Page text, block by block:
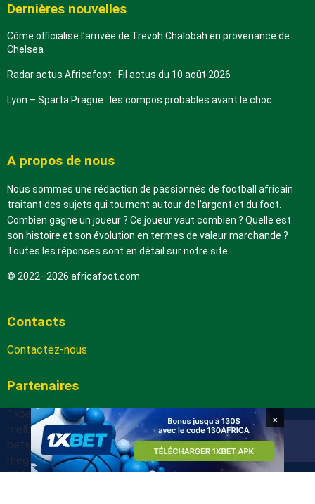
Dernières nouvelles
Côme officialise l’arrivée de Trevoh Chalobah en provenance de
Chelsea
Radar actus Africafoot : Fil actus du 10 août 2026
Lyon – Sparta Prague : les compos probables avant le choc
A propos de nous
Nous sommes une rédaction de passionnés de football africain
traitant des sujets qui tournent autour de l’argent et du foot.
Combien gagne un joueur ? Ce joueur vaut combien ? Quelle est
son histoire et son évolution en termes de valeur marchande ?
Toutes les réponses sont en détail sur notre site.
© 2022–2026 africafoot.com
Contacts
Contactez-nous
Partenaires
1xbetapk.africafoot.com
melbet.africafoot.com
betwinnerapp.africafoot.com
megapari.africafoot.com
888starz.africafoot.com
×